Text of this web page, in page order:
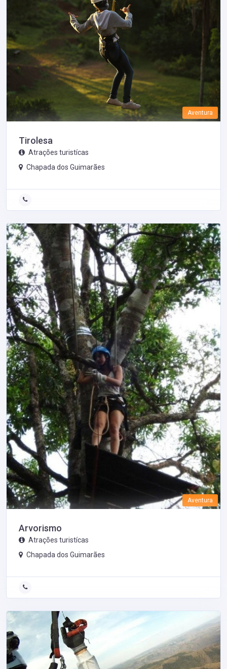
Aventura
Tirolesa
Atrações turistícas
Chapada dos Guimarães
Aventura
Arvorismo
Atrações turistícas
Chapada dos Guimarães